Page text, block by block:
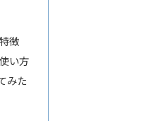
徴
い方
みた